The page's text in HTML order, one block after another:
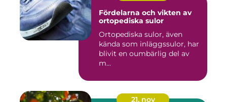
Fördelarna och vikten av
ortopediska sulor
Ortopediska sulor, även
kända som inläggssulor, har
blivit en oumbärlig del av
m...
21. nov